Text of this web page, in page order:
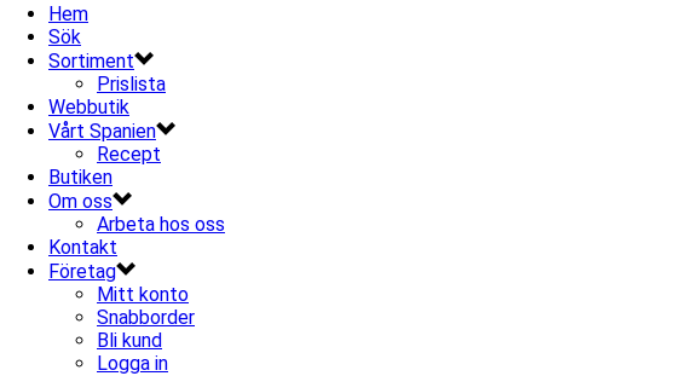
Hem
Sök
Sortiment
Prislista
Webbutik
Vårt Spanien
Recept
Butiken
Om oss
Arbeta hos oss
Kontakt
Företag
Mitt konto
Snabborder
Bli kund
Logga in